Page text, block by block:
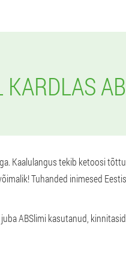
KARDLAS
Kaalulangus tekib ketoosi
Tuhanded inimesed
ABSlimi kasutanud,